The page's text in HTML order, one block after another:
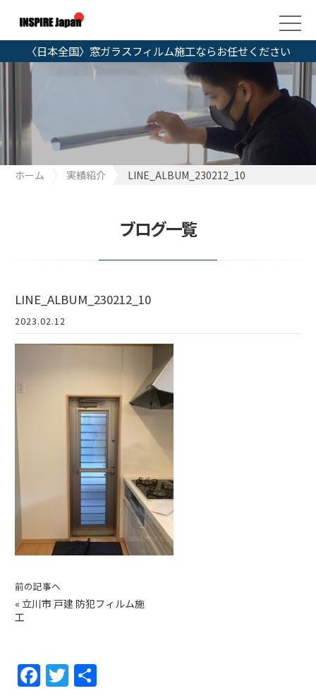
〈日本全国〉窓ガラスフィルム施工ならお任せください
ホーム 実績紹介 LINE_ALBUM_230212_10
ブログ一覧
LINE_ALBUM_230212_10
2023.02.12
前の記事へ
« 立川市 戸建 防犯フィルム施
工
F T